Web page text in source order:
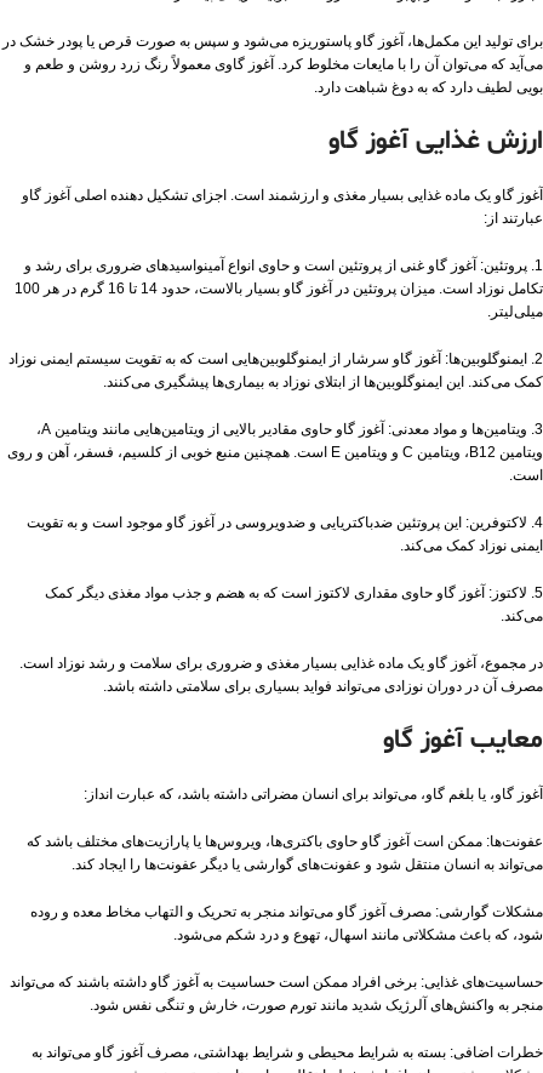
برای تولید این مکمل‌ها، آغوز گاو پاستوریزه می‌شود و سپس به صورت قرص یا پودر خشک در
می‌آید که می‌توان آن را با مایعات مخلوط کرد. آغوز گاوی معمولاً رنگ زرد روشن و طعم و
بویی لطیف دارد که به دوغ شباهت دارد.
ارزش غذایی آغوز گاو
آغوز گاو یک ماده غذایی بسیار مغذی و ارزشمند است. اجزای تشکیل دهنده اصلی آغوز گاو
عبارتند از:
1. پروتئین: آغوز گاو غنی از پروتئین است و حاوی انواع آمینواسیدهای ضروری برای رشد و
تکامل نوزاد است. میزان پروتئین در آغوز گاو بسیار بالاست، حدود 14 تا 16 گرم در هر 100
میلی‌لیتر.
2. ایمنوگلوبین‌ها: آغوز گاو سرشار از ایمنوگلوبین‌هایی است که به تقویت سیستم ایمنی نوزاد
کمک می‌کند. این ایمنوگلوبین‌ها از ابتلای نوزاد به بیماری‌ها پیشگیری می‌کنند.
3. ویتامین‌ها و مواد معدنی: آغوز گاو حاوی مقادیر بالایی از ویتامین‌هایی مانند ویتامین A،
ویتامین B12، ویتامین C و ویتامین E است. همچنین منبع خوبی از کلسیم، فسفر، آهن و روی
است.
4. لاکتوفرین: این پروتئین ضدباکتریایی و ضدویروسی در آغوز گاو موجود است و به تقویت
ایمنی نوزاد کمک می‌کند.
5. لاکتوز: آغوز گاو حاوی مقداری لاکتوز است که به هضم و جذب مواد مغذی دیگر کمک
می‌کند.
در مجموع، آغوز گاو یک ماده غذایی بسیار مغذی و ضروری برای سلامت و رشد نوزاد است.
مصرف آن در دوران نوزادی می‌تواند فواید بسیاری برای سلامتی داشته باشد.
معایب آغوز گاو
آغوز گاو، یا بلغم گاو، می‌تواند برای انسان مضراتی داشته باشد، که عبارت انداز:
عفونت‌ها: ممکن است آغوز گاو حاوی باکتری‌ها، ویروس‌ها یا پارازیت‌های مختلف باشد که
می‌تواند به انسان منتقل شود و عفونت‌های گوارشی یا دیگر عفونت‌ها را ایجاد کند.
مشکلات گوارشی: مصرف آغوز گاو می‌تواند منجر به تحریک و التهاب مخاط معده و روده
شود، که باعث مشکلاتی مانند اسهال، تهوع و درد شکم می‌شود.
حساسیت‌های غذایی: برخی افراد ممکن است حساسیت به آغوز گاو داشته باشند که می‌تواند
منجر به واکنش‌های آلرژیک شدید مانند تورم صورت، خارش و تنگی نفس شود.
خطرات اضافی: بسته به شرایط محیطی و شرایط بهداشتی، مصرف آغوز گاو می‌تواند به